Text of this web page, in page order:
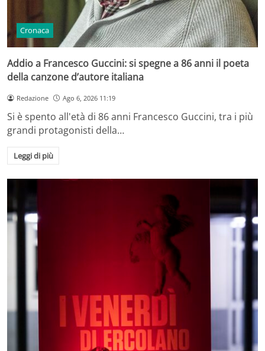
Cronaca
Addio a Francesco Guccini: si spegne a 86 anni il poeta
della canzone d’autore italiana
Redazione Ago 6, 2026 11:19
Si è spento all'età di 86 anni Francesco Guccini, tra i più
grandi protagonisti della…
Leggi di più